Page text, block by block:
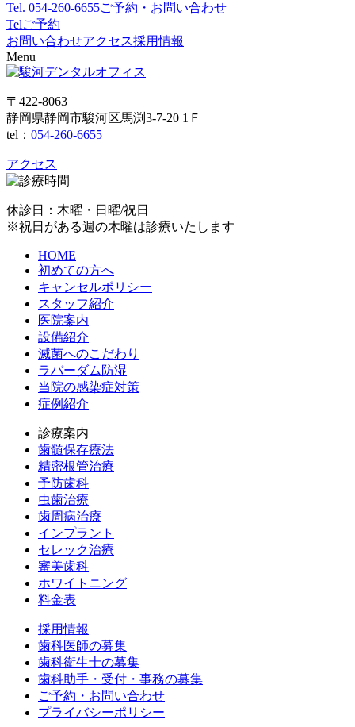
Tel. 054-260-6655ご予約・お問い合わせ
Telご予約
お問い合わせアクセス採用情報
Menu
〒422-8063
静岡県静岡市駿河区馬渕3-7-20 1Ｆ
tel： 054-260-6655
アクセス
休診日：木曜・日曜/祝日
※祝日がある週の木曜は診療いたします
HOME
初めての方へ
キャンセルポリシー
スタッフ紹介
医院案内
設備紹介
滅菌へのこだわり
ラバーダム防湿
当院の感染症対策
症例紹介
診療案内
歯髄保存療法
精密根管治療
予防歯科
虫歯治療
歯周病治療
インプラント
セレック治療
審美歯科
ホワイトニング
料金表
採用情報
歯科医師の募集
歯科衛生士の募集
歯科助手・受付・事務の募集
ご予約・お問い合わせ
プライバシーポリシー